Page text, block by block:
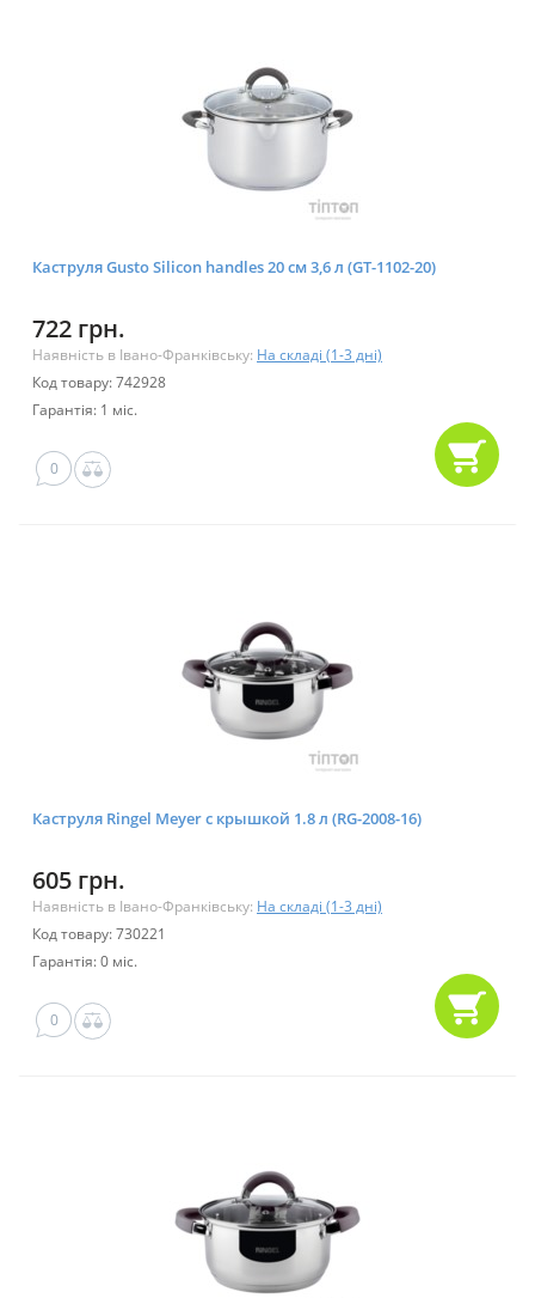
Каструля Gusto Silicon handles 20 см 3,6 л (GT-1102-20)
722 грн.
Наявність в Івано-Франківську: На складі (1-3 дні)
Код товару: 742928
Гарантія: 1 міс.
0
Каструля Ringel Meyer с крышкой 1.8 л (RG-2008-16)
605 грн.
Наявність в Івано-Франківську: На складі (1-3 дні)
Код товару: 730221
Гарантія: 0 міс.
0